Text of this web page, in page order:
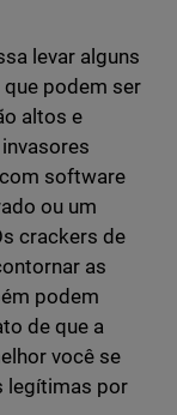
levar alguns
podem ser
altos e
software
ou um
crackers de
as
podem
de que a
você se
legítimas por